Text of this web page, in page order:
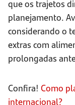
que os trajetos
planejamento.
considerando o
extras com
prolongadas
Confira! Como
internacional?